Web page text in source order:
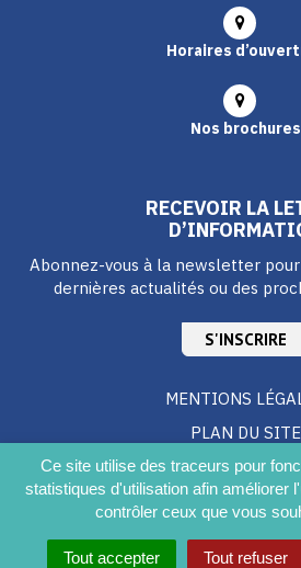
Ce site utilise des traceurs pour
statistiques d'utilisation afin améliorer
contrôler ceux que vous
Tout accepter Tout refuser
Horaires
Nos brochures
RECEVOIR LA
Abonnez-vous à la newsletter
dernières actualités ou des
S'INSCRIRE
MENTIONS
PLAN DU SITE
CRÉDITS
ACCESSIBILITÉ